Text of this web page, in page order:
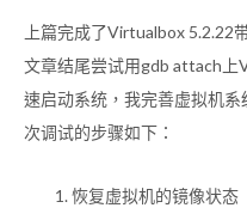
上篇完成了Virtualbox 5.2.22
文章结尾尝试用gdb attach上
速启动系统，我完善虚拟机
次调试的步骤如下：
恢复虚拟机的镜像状态